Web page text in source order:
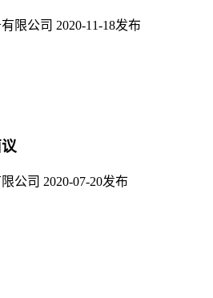
限公司 2020-11-18发布
公司 2020-07-20发布